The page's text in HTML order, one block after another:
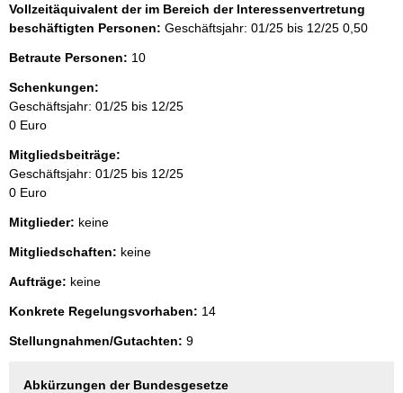
Vollzeitäquivalent der im Bereich der Interessenvertretung
beschäftigten Personen: Geschäftsjahr: 01/25 bis 12/25 0,50
Betraute Personen: 10
Schenkungen:
Geschäftsjahr: 01/25 bis 12/25
0 Euro
Mitgliedsbeiträge:
Geschäftsjahr: 01/25 bis 12/25
0 Euro
Mitglieder: keine
Mitgliedschaften: keine
Aufträge: keine
Konkrete Regelungsvorhaben: 14
Stellungnahmen/Gutachten: 9
Abkürzungen der Bundesgesetze